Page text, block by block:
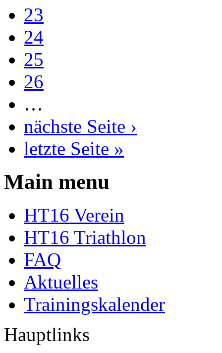
23
24
25
26
…
nächste Seite ›
letzte Seite »
Main menu
HT16 Verein
HT16 Triathlon
FAQ
Aktuelles
Trainingskalender
Hauptlinks